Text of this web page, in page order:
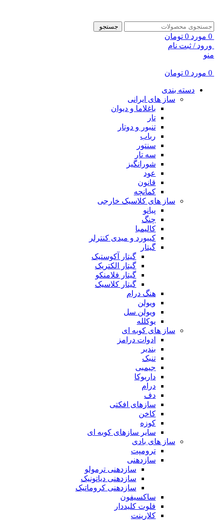
جستجو
0 مورد 0 تومان
ورود / ثبت نام
منو
0 مورد 0 تومان
دسته بندی
ساز های ایرانی
باغلاما و دیوان
تار
تنبور و دوتار
رباب
سنتور
سه تار
شورانگیز
عود
قانون
کمانچه
ساز های کلاسیک خارجی
پیانو
چنگ
کالیمبا
کیبورد و میدی کنترلر
گیتار
گیتار آکوستیک
گیتار الکتریک
گیتار فلامنکو
گیتار کلاسیک
هنگ درام
ویولن
ویولن سل
یوکلله
ساز های کوبه ای
ادوات درامز
بندیر
تنبک
جیمبی
داربوکا
درام
دف
سازهای افکتی
کاخن
کوزه
سایر سازهای کوبه ای
ساز های بادی
ترومپت
سازدهنی
سازدهنی ترمولو
سازدهنی دیاتونیک
سازدهنی کروماتیک
ساکسیفون
فلوت کلیددار
کلارینت